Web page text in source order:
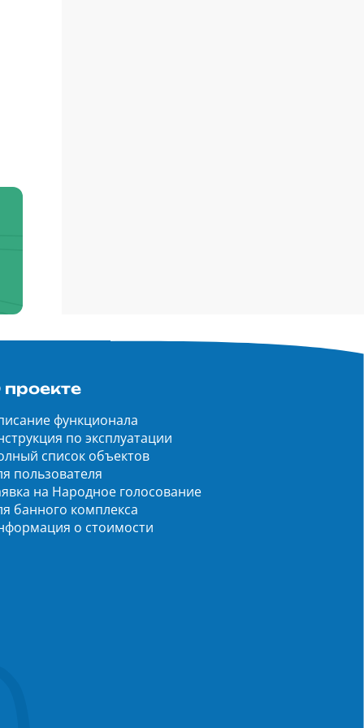
проекте
функционала
по эксплуатации
список объектов
пользователя
на Народное голосование
банного комплекса
о стоимости